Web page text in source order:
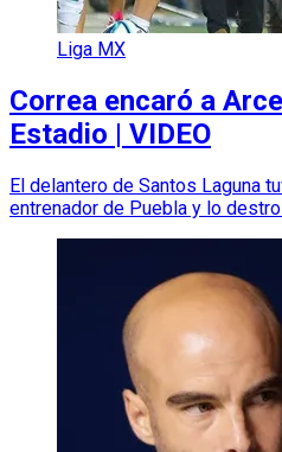
Liga MX
Correa encaró a
Estadio | VIDEO
El delantero de Santos Laguna
entrenador de Puebla y lo